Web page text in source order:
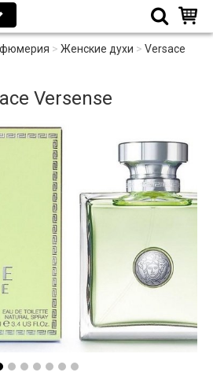
> Женские духи > Versace
Versense